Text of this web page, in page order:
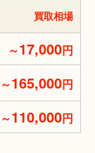
買取相場
～17,000円
～165,000円
～110,000円